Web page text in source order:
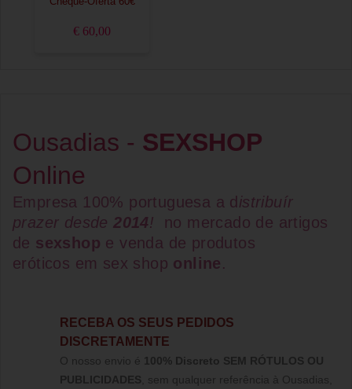
€ 60,00
Ousadias - SEXSHOP
Online
Empresa 100% portuguesa a d istribuír
prazer desde2014!
no mercado de artigos
de sexshop e venda de produtos
eróticos em sex shop online.
RECEBA OS SEUS PEDIDOS
DISCRETAMENTE
O nosso envio é 100% Discreto SEM RÓTULOS OU
PUBLICIDADES , sem qualquer referência à Ousadias,